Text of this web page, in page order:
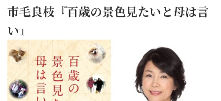
市毛良枝『百歳の景色見たいと母は言
い』